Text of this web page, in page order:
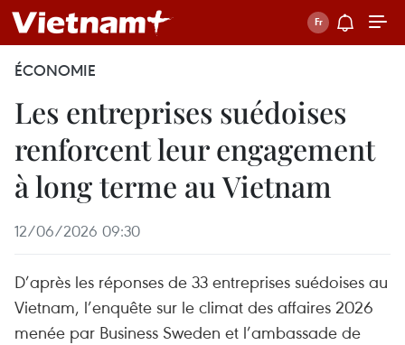
ÉCONOMIE
Les entreprises suédoises
renforcent leur engagement
à long terme au Vietnam
12/06/2026 09:30
D’après les réponses de 33 entreprises suédoises au
Vietnam, l’enquête sur le climat des affaires 2026
menée par Business Sweden et l’ambassade de